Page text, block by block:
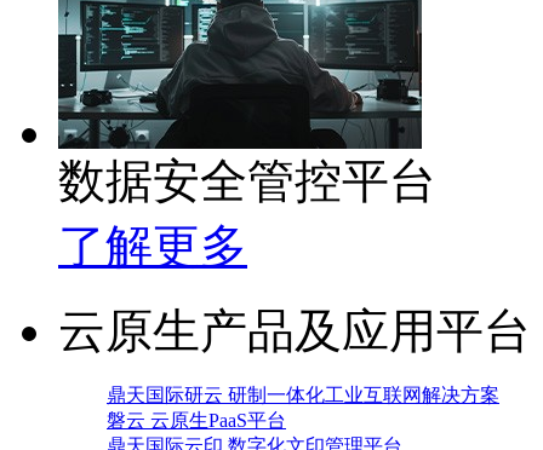
数据安全管控平台
了解更多
云原生产品及应用平台
鼎天国际研云 研制一体化工业互联网解决方案
磐云 云原生PaaS平台
鼎天国际云印 数字化文印管理平台